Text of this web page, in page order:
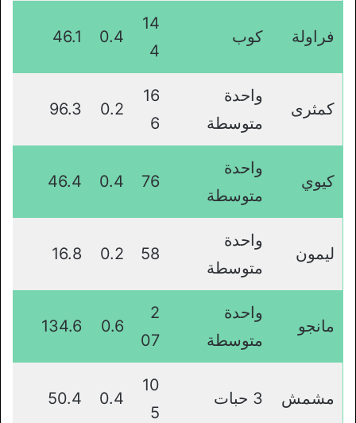
فراولة كوب
14
4
0.4
46.1
كمثرى
واحدة
متوسطة
16
6
0.2
96.3
كيوي
واحدة
متوسطة
76
0.4
46.4
ليمون
واحدة
متوسطة
58
0.2
16.8
مانجو
واحدة
متوسطة
2
07
0.6
134.6
مشمش 3 حبات
10
5
0.4
50.4